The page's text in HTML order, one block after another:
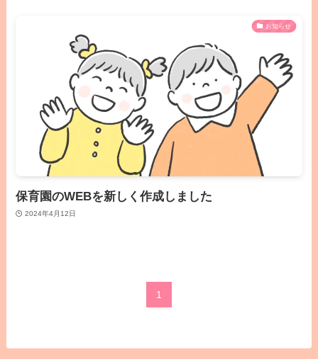
お知らせ
保育園のWEBを新しく作成しました
2024年4月12日
1